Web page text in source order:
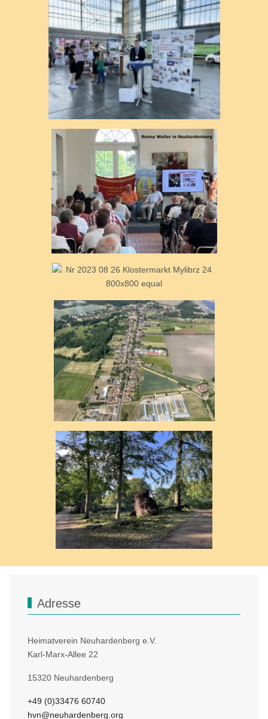
Adresse
Heimatverein Neuhardenberg e.V.
Karl-Marx-Allee 22
15320 Neuhardenberg
+49 (0)33476 60740
hvn@neuhardenberg.org